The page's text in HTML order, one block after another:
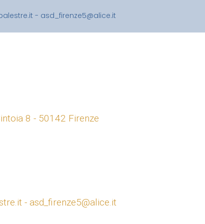
- asd_firenze5@alice.it
8 - 50142 Firenze
- asd_firenze5@alice.it